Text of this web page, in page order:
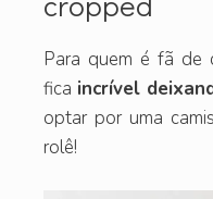
Para quem é fã de
fica incrível
optar por uma
rolê!